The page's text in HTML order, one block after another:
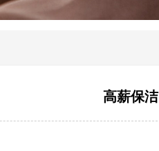
高薪保洁